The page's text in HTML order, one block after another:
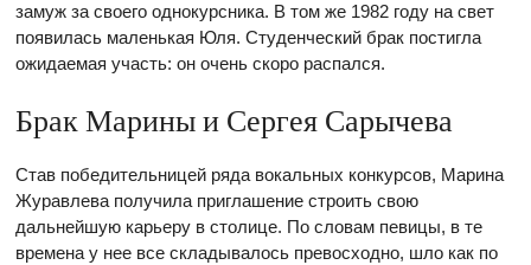
замуж за своего однокурсника. В том же 1982 году на свет
появилась маленькая Юля. Студенческий брак постигла
ожидаемая участь: он очень скоро распался.
Брак Марины и Сергея Сарычева
Став победительницей ряда вокальных конкурсов, Марина
Журавлева получила приглашение строить свою
дальнейшую карьеру в столице. По словам певицы, в те
времена у нее все складывалось превосходно, шло как по